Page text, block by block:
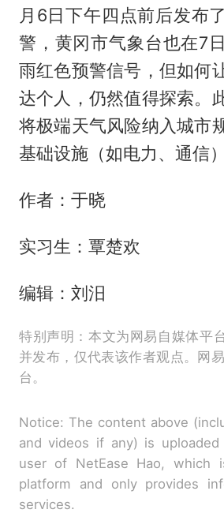
月6日下午四点前后发布
警，黄冈市气象台也在7
雨红色预警信号，但如何
达个人，仍然值得探索。
将极端天气风险纳入城市
基础设施（如电力、通信
作者：于晓
实习生：覃楚欢
编辑：刘汨
特别声明：本文为网易自媒体平
并发布，仅代表该作者观点。网
台。
Notice: The content above
and videos if any) is
user of NetEase Hao, which
platform and only provides
services.